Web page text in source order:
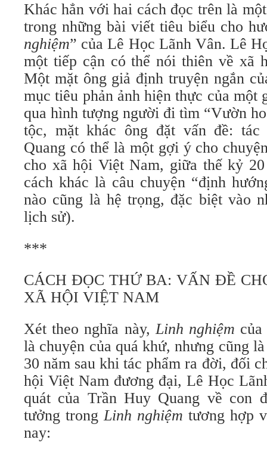
Khác hẳn với hai cách đọc trên là
trong những bài viết tiêu biểu cho
nghiệm” của Lê Học Lãnh Vân. Lê
một tiếp cận có thể nói thiên về xã
Một mặt ông giả định truyện ngắn
mục tiêu phản ảnh hiện thực của một
qua hình tượng người đi tìm “Vườn
tộc, mặt khác ông đặt vấn đề: tác
Quang có thể là một gợi ý cho
cho xã hội Việt Nam, giữa thế kỷ
cách khác là câu chuyện “định
nào cũng là hệ trọng, đặc biệt vào
lịch sử).
***
CÁCH ĐỌC THỨ BA: VẤN ĐỀ
XÃ HỘI VIỆT NAM
Xét theo nghĩa này,Linh nghiệm
là chuyện của quá khứ, nhưng cũng
30 năm sau khi tác phẩm ra đời, đối
hội Việt Nam đương đại, Lê Học
quát của Trần Huy Quang về con
tưởng trongLinh nghiệm tương hợp
nay: